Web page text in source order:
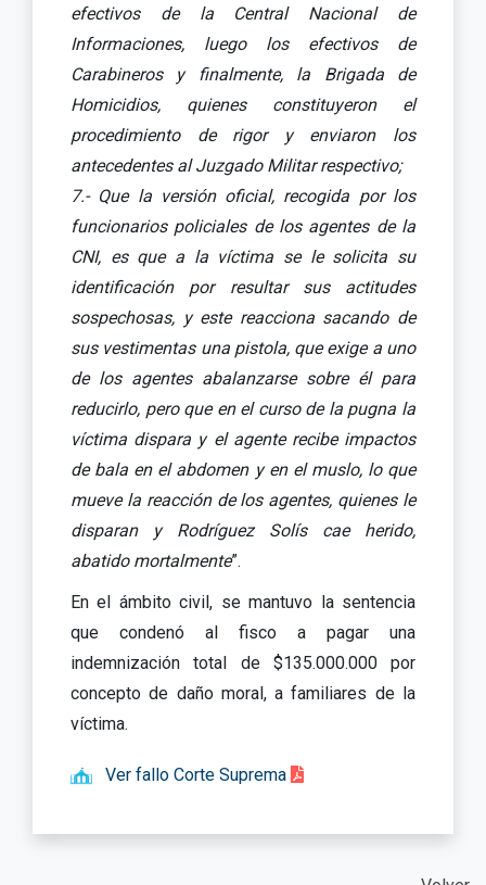
efectivos de la Central Nacional de
Informaciones, luego los efectivos de
Carabineros y finalmente, la Brigada de
Homicidios, quienes constituyeron el
procedimiento de rigor y enviaron los
antecedentes al Juzgado Militar respectivo;
7.- Que la versión oficial, recogida por los
funcionarios policiales de los agentes de la
CNI, es que a la víctima se le solicita su
identificación por resultar sus actitudes
sospechosas, y este reacciona sacando de
sus vestimentas una pistola, que exige a uno
de los agentes abalanzarse sobre él para
reducirlo, pero que en el curso de la pugna la
víctima dispara y el agente recibe impactos
de bala en el abdomen y en el muslo, lo que
mueve la reacción de los agentes, quienes le
disparan y Rodríguez Solís cae herido,
abatido mortalmente”.
En el ámbito civil, se mantuvo la sentencia
que condenó al fisco a pagar una
indemnización total de $135.000.000 por
concepto de daño moral, a familiares de la
víctima.
Ver fallo Corte Suprema